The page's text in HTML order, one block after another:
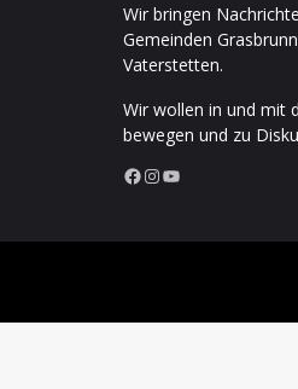
Wir bringen
Gemeinden
Vaterstetten.
Wir wollen in und mit
bewegen und zu
Facebook InstagramYouTube